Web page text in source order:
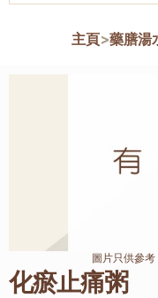
主頁>藥膳湯
化瘀止痛粥
圖片只供參考